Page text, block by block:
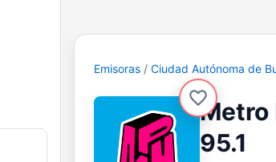
Emisoras Ciudad Autónoma de
Metro
95.1